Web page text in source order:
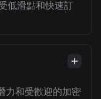
低滑點和快速訂
力和受歡迎的加密